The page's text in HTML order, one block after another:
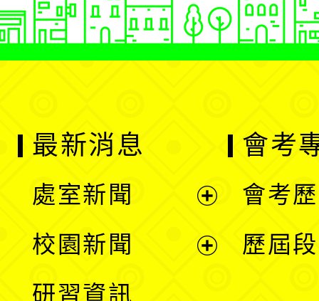
最新消息
處室新聞
校園新聞
研習資訊
會考
會考
歷屆